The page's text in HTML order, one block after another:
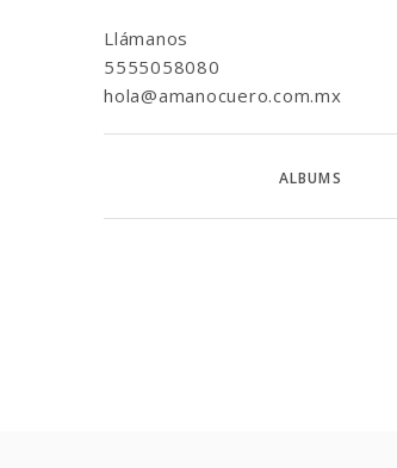
Llámanos
5555058080
hola@amanocuero.com.mx
ALBUMS